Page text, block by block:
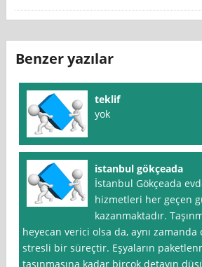
Benzer yazılar
teklif
yok
istanbul gökçeada
İstanbul Gökçeada
hizmetleri her geçen
kazanmaktadır.
heyecan verici olsa da, aynı
stresli bir süreçtir. Eşyaların
taşınmasına kadar birçok detayın